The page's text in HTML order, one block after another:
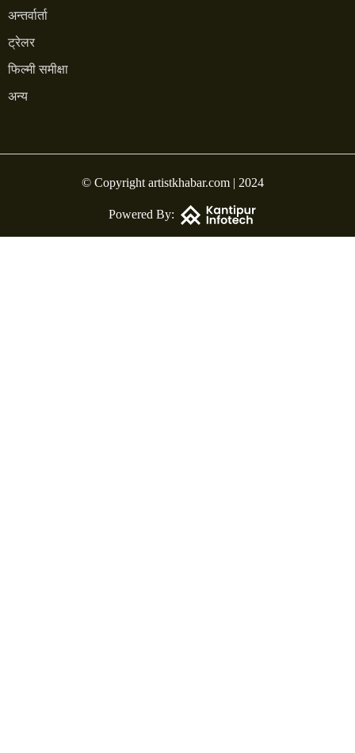
अन्तर्वार्ता
ट्रेलर
फिल्मी समीक्षा
अन्य
© Copyright artistkhabar.com | 2024
Powered By: